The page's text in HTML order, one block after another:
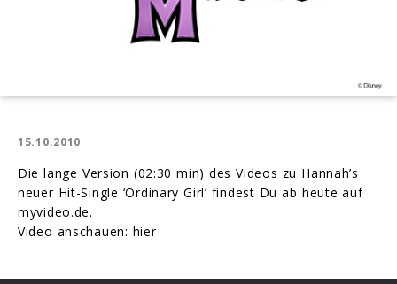
15.10.2010
Die lange Version (02:30 min) des Videos zu Hannah’s
neuer Hit-Single ‘Ordinary Girl’ findest Du ab heute auf
myvideo.de.
Video anschauen: hier